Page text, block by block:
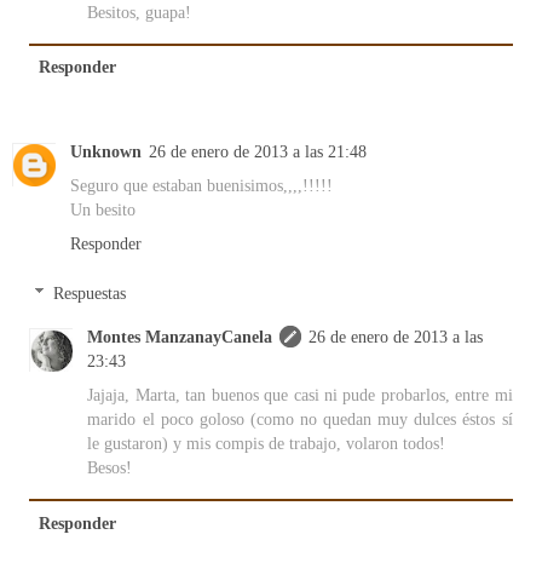
Besitos, guapa!
Responder
Unknown 26 de enero de 2013 a las 21:48
Seguro que estaban buenisimos,,,,!!!!!
Un besito
Responder
Respuestas
Montes ManzanayCanela
26 de enero de 2013 a las
23:43
Jajaja, Marta, tan buenos que casi ni pude probarlos, entre mi
marido el poco goloso (como no quedan muy dulces éstos sí
le gustaron) y mis compis de trabajo, volaron todos!
Besos!
Responder